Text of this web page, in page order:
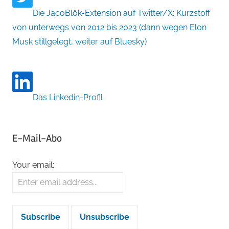
Die JacoBlök-Extension auf Twitter/X: Kurzstoff
von unterwegs von 2012 bis 2023 (dann wegen Elon
Musk stillgelegt, weiter auf Bluesky)
Das Linkedin-Profil
E-Mail-Abo
Your email: